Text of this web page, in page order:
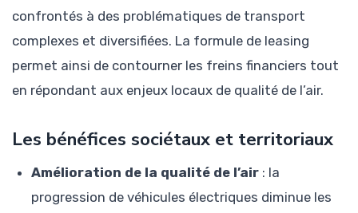
confrontés à des problématiques de transport
complexes et diversifiées. La formule de leasing
permet ainsi de contourner les freins financiers tout
en répondant aux enjeux locaux de qualité de l’air.
Les bénéfices sociétaux et territoriaux
Amélioration de la qualité de l’air : la
progression de véhicules électriques diminue les